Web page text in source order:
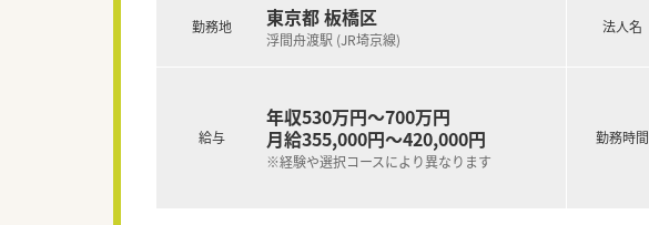
勤務地 東京都 板橋区
浮間舟渡駅 (JR埼京線)
給与
年収530万円～700万円
月給355,000円～420,000円
※経験や選択コースにより異なります
法人名
勤務時間